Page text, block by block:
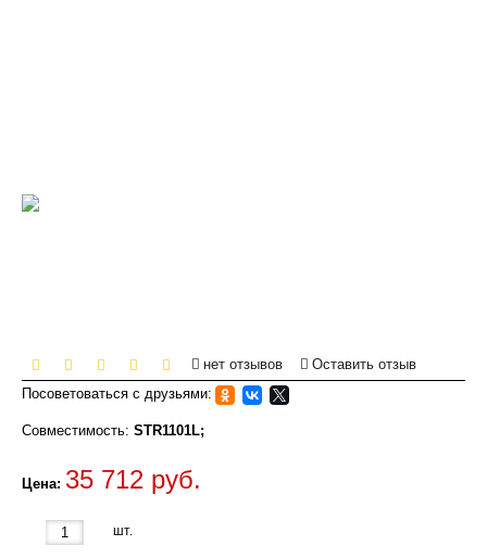
нет отзывов
Оставить отзыв
Посоветоваться с друзьями:
Совместимость: STR1101L;
Цена: 35 712 руб.
шт.